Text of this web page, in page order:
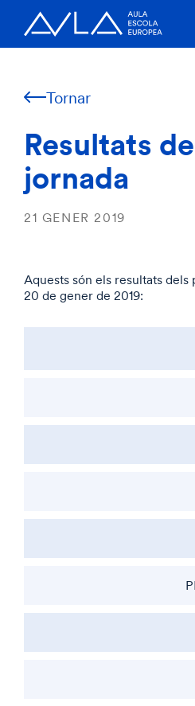
Tornar
Resultats
jornada
21 GENER 2019
Aquests són els resultats dels
20 de gener de 2019: